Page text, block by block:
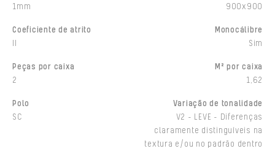
1mm
900x900
Coeficiente de atrito
Monocálibre
Sim
Peças por caixa
2
M² por caixa
1,62
Polo
SC
Variação de tonalidade
V2 - LEVE - Diferenças
claramente distinguíveis na
textura e/ou no padrão dentro